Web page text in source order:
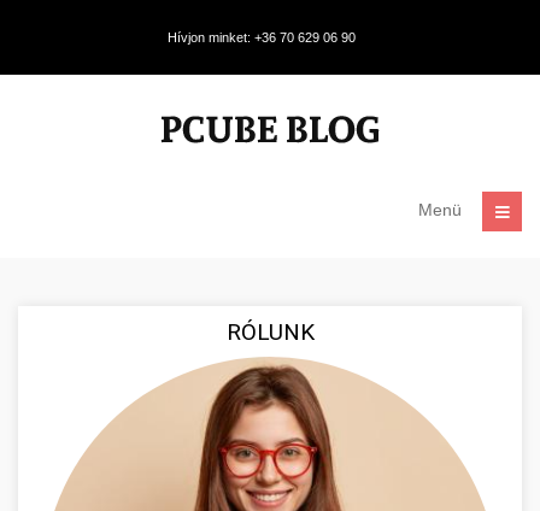
Hívjon minket: +36 70 629 06 90
Menü
RÓLUNK